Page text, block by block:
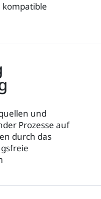
kompatible
und
Prozesse auf
durch das